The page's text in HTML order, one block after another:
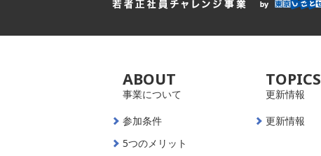
ABOUT
事業について
参加条件
5つのメリット
TOPICS
更新情報
更新情報